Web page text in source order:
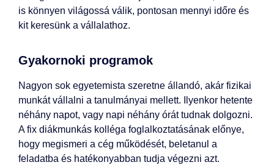
is könnyen világossá válik, pontosan mennyi időre és
kit keresünk a vállalathoz.
Gyakornoki programok
Nagyon sok egyetemista szeretne állandó, akár fizikai
munkát vállalni a tanulmányai mellett. Ilyenkor hetente
néhány napot, vagy napi néhány órát tudnak dolgozni.
A fix diákmunkás kolléga foglalkoztatásának előnye,
hogy megismeri a cég működését, beletanul a
feladatba és hatékonyabban tudja végezni azt.